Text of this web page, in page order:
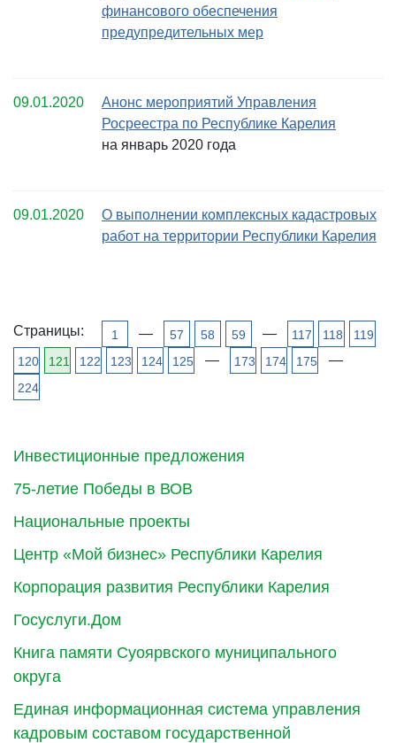
Инвестиционные предложения
75-летие Победы в ВОВ
Национальные проекты
Центр «Мой бизнес» Республики Карелия
Корпорация развития Республики Карелия
Госуслуги.Дом
Книга памяти Суоярвского муниципального
округа
Единая информационная система управления
кадровым составом государственной
финансового обеспечения
предупредительных мер
09.01.2020
Анонс мероприятий Управления
Росреестра по Республике Карелия
на январь 2020 года
09.01.2020
О выполнении комплексных кадастровых
работ на территории Республики Карелия
Страницы: 1 — 57 58 59 — 117 118
119
120
121 122 123 124 125 — 173 174 175 —
224